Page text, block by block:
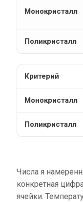
Числа я
конкретная
ячейки.